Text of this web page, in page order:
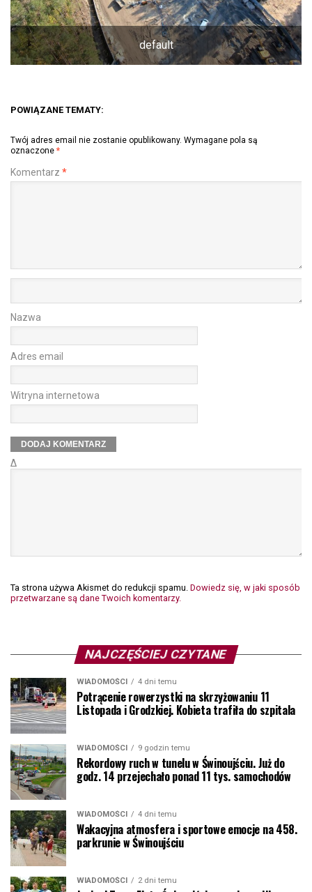
default
POWIĄZANE TEMATY:
Twój adres email nie zostanie opublikowany. Wymagane pola są
oznaczone *
Komentarz *
Nazwa
Adres email
Witryna internetowa
Δ
Ta strona używa Akismet do redukcji spamu. Dowiedz się, w jaki sposób
przetwarzane są dane Twoich komentarzy.
NAJCZĘŚCIEJ CZYTANE
WIADOMOŚCI 4 dni temu
Potrącenie rowerzystki na skrzyżowaniu 11
Listopada i Grodzkiej. Kobieta trafiła do szpitala
WIADOMOŚCI 9 godzin temu
Rekordowy ruch w tunelu w Świnoujściu. Już do
godz. 14 przejechało ponad 11 tys. samochodów
WIADOMOŚCI 4 dni temu
Wakacyjna atmosfera i sportowe emocje na 458.
parkrunie w Świnoujściu
WIADOMOŚCI 2 dni temu